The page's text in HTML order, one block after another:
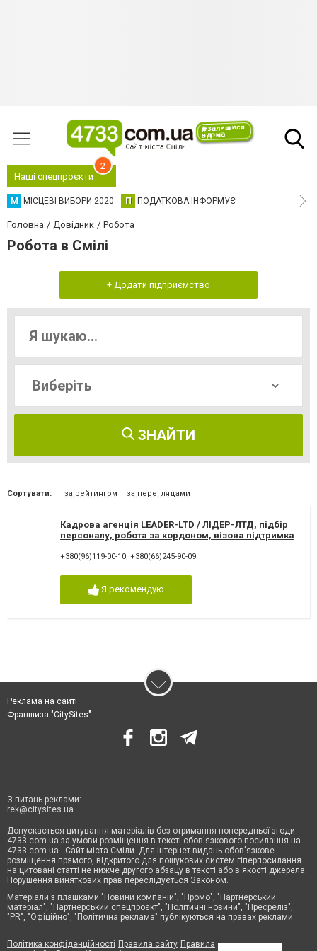
Наші спецпроєкти
2
М МІСЦЕВІ ВИБОРИ 2020 П ПОДАТКОВА ІНФОРМУЄ
Головна Довідник Робота
Робота в Смілі
+ Додати підприємство
ЗНАЙТИ
Сортувати: за рейтингом за переглядами
Кадрова агенція LEADER-LTD / ЛІДЕР-ЛТД, підбір
персоналу, робота за кордоном, візова підтримка
+380(96)119-00-10, +380(66)245-90-09
Я рекомендую
Реклама на сайті
Франшиза "CitySites"
З питань реклами:
rek@citysites.ua
Допускається цитування матеріалів без отримання попередньої згоди
4733.com.ua за умови розміщення в тексті обов'язкового посилання на
4733.com.ua - Сайт міста Сміли. Для інтернет-видань обов'язкове
розміщення прямого, відкритого для пошукових систем гіперпосилання
на цитовані статті не нижче другого абзацу в тексті або в якості джерела.
Порушення виняткових прав переслідується Законом.
Матеріали з плашками "Новини компаній", "Промо", "Партнерський
матеріал", "Партнерський спецпроєкт", "Політичні новини", "Пресреліз",
"PR", "Офіційно", "Політична реклама" публікуються на правах реклами.
Політика конфіденційності Правила сайту Правила